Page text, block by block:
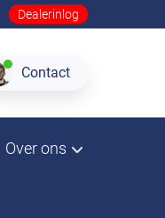
Dealerinlog
Contact
Over ons